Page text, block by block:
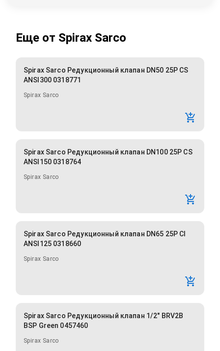
Еще от Spirax Sarco
Spirax Sarco Редукционный клапан DN50 25P CS
ANSI300 0318771
Spirax Sarco
Spirax Sarco Редукционный клапан DN100 25P CS
ANSI150 0318764
Spirax Sarco
Spirax Sarco Редукционный клапан DN65 25P CI
ANSI125 0318660
Spirax Sarco
Spirax Sarco Редукционный клапан 1/2" BRV2B
BSP Green 0457460
Spirax Sarco